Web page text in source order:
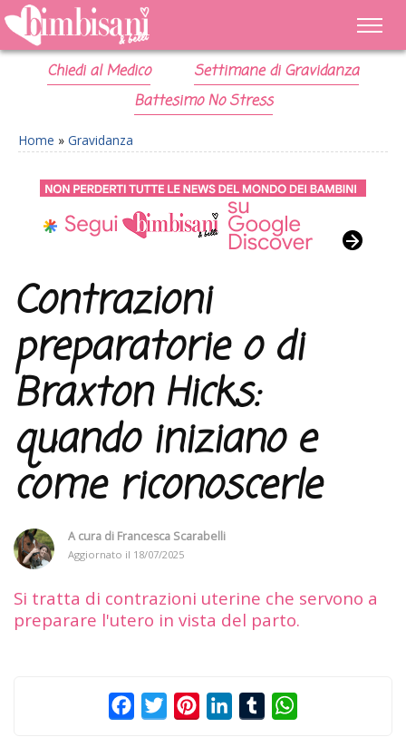
Chiedi al Medico
Settimane di Gravidanza
Battesimo No Stress
Home » Gravidanza
Contrazioni
preparatorie o di
Braxton Hicks:
quando iniziano e
come riconoscerle
A cura di Francesca Scarabelli
Aggiornato il 18/07/2025
Si tratta di contrazioni uterine che servono a
preparare l'utero in vista del parto.
FacebookTwitterPinterestLinkedInTumblr